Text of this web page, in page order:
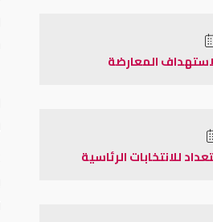
المعارضة
للانتخابات الرئاسية